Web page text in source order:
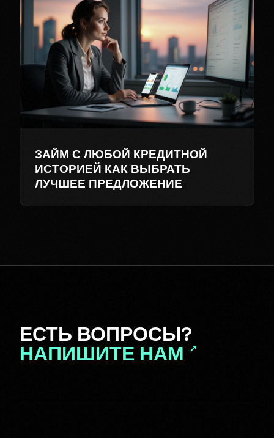
ЗАЙМ С ЛЮБОЙ КРЕДИТНОЙ
ИСТОРИЕЙ КАК ВЫБРАТЬ
ЛУЧШЕЕ ПРЕДЛОЖЕНИЕ
ЕСТЬ ВОПРОСЫ?
НАПИШИТЕ НАМ ↗